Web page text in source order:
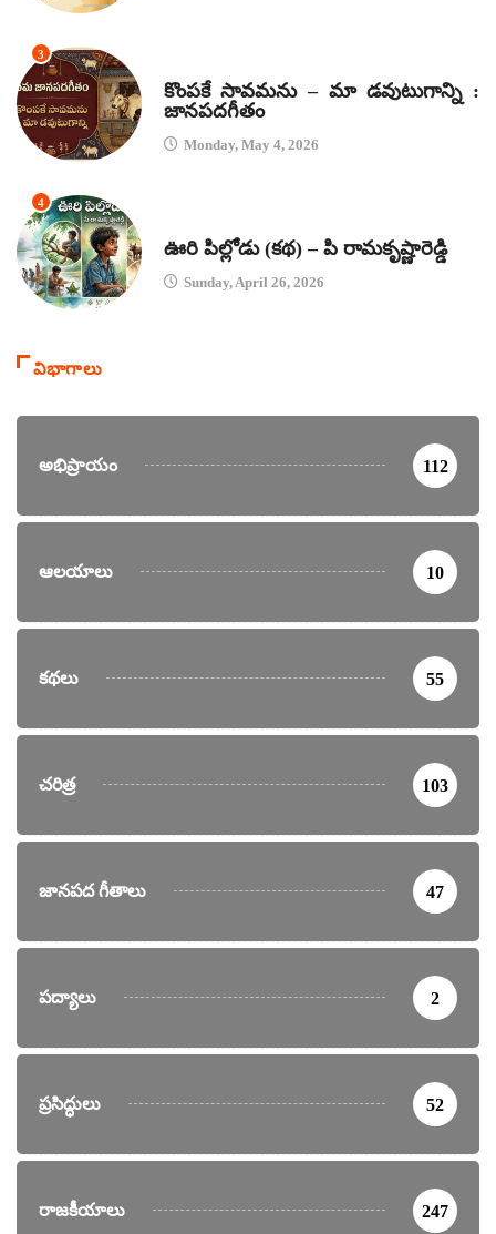
3
కొంపకే సావమను – మా డవుటుగాన్ని :
జానపదగీతం
Monday, May 4, 2026
4
ఊరి పిల్లోడు (కథ) – పి రామకృష్ణారెడ్డి
Sunday, April 26, 2026
విభాగాలు
అభిప్రాయం 112
ఆలయాలు 10
కథలు 55
చరిత్ర 103
జానపద గీతాలు 47
పద్యాలు 2
ప్రసిద్ధులు 52
రాజకీయాలు 247